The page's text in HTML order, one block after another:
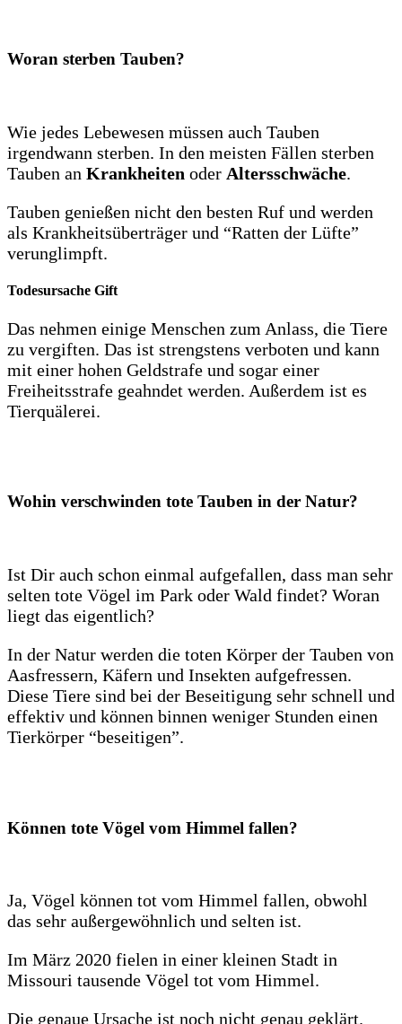
Woran sterben Tauben?
Wie jedes Lebewesen müssen auch Tauben
irgendwann sterben. In den meisten Fällen sterben
Tauben an Krankheiten oder Altersschwäche.
Tauben genießen nicht den besten Ruf und werden
als Krankheitsüberträger und “Ratten der Lüfte”
verunglimpft.
Todesursache Gift
Das nehmen einige Menschen zum Anlass, die Tiere
zu vergiften. Das ist strengstens verboten und kann
mit einer hohen Geldstrafe und sogar einer
Freiheitsstrafe geahndet werden. Außerdem ist es
Tierquälerei.
Wohin verschwinden tote Tauben in der Natur?
Ist Dir auch schon einmal aufgefallen, dass man sehr
selten tote Vögel im Park oder Wald findet? Woran
liegt das eigentlich?
In der Natur werden die toten Körper der Tauben von
Aasfressern, Käfern und Insekten aufgefressen.
Diese Tiere sind bei der Beseitigung sehr schnell und
effektiv und können binnen weniger Stunden einen
Tierkörper “beseitigen”.
Können tote Vögel vom Himmel fallen?
Ja, Vögel können tot vom Himmel fallen, obwohl
das sehr außergewöhnlich und selten ist.
Im März 2020 fielen in einer kleinen Stadt in
Missouri tausende Vögel tot vom Himmel.
Die genaue Ursache ist noch nicht genau geklärt.